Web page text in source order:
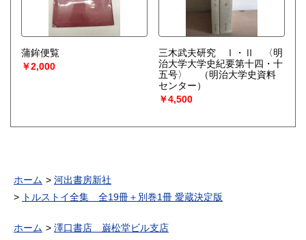
蒲鉾便覧
￥2,000
三木武夫研究 Ⅰ・Ⅱ 〈明
治大学大学史紀要第十四・十
五号〉
（明治大学史資料
センター）
￥4,500
ホーム
河出書房新社
トルストイ全集 全19冊＋別巻1冊 愛蔵決定版
ホーム
澤口書店 巌松堂ビル支店